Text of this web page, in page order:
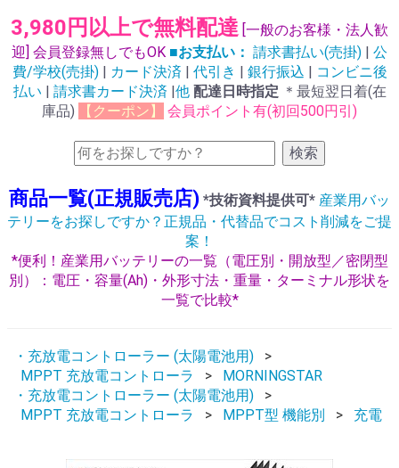
3,980円以上で無料配達 [一般のお客様・法人歓
迎] 会員登録無しでもOK ■お支払い： 請求書払い(売掛) | 公
費/学校(売掛) | カード決済 | 代引き | 銀行振込 | コンビニ後
払い | 請求書カード決済 |他 配達日時指定 ＊最短翌日着(在
庫品)
【クーポン】 会員ポイント有(初回500円引)
検索
商品一覧(正規販売店) *技術資料提供可* 産業用バッ
テリーをお探しですか？正規品・代替品でコスト削減をご提
案！
*便利！産業用バッテリーの一覧（電圧別・開放型／密閉型
別）：電圧・容量(Ah)・外形寸法・重量・ターミナル形状を
一覧で比較*
・充放電コントローラー (太陽電池用)
MPPT 充放電コントローラ
MORNINGSTAR
・充放電コントローラー (太陽電池用)
MPPT 充放電コントローラ
MPPT型 機能別 充電